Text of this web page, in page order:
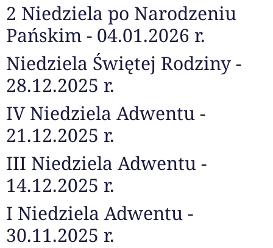
2 Niedziela po Narodzeniu
Pańskim - 04.01.2026 r.
Niedziela Świętej Rodziny -
28.12.2025 r.
IV Niedziela Adwentu -
21.12.2025 r.
III Niedziela Adwentu -
14.12.2025 r.
I Niedziela Adwentu -
30.11.2025 r.